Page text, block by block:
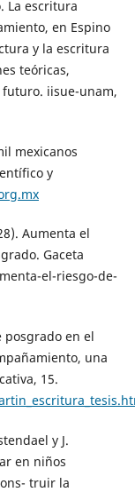
La escritura
en Espino
y la escritura
teóricas,
iisue-unam,
mexicanos
y
Aumenta el
Gaceta
el-riesgo-de-
posgrado en el
una
15.
y J.
en niños
truir la